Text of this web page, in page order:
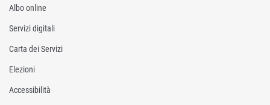
Albo online
Servizi digitali
Carta dei Servizi
Elezioni
Accessibilità